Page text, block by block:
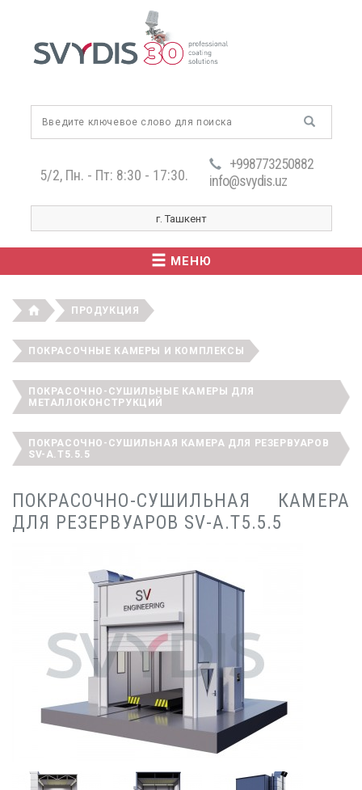
5/2, Пн. - Пт: 8:30 - 17:30.
+998773250882
info@svydis.uz
г. Ташкент
МЕНЮ
ПРОДУКЦИЯ
ПОКРАСОЧНЫЕ КАМЕРЫ И КОМПЛЕКСЫ
ПОКРАСОЧНО-СУШИЛЬНЫЕ КАМЕРЫ ДЛЯ
МЕТАЛЛОКОНСТРУКЦИЙ
ПОКРАСОЧНО-СУШИЛЬНАЯ КАМЕРА ДЛЯ РЕЗЕРВУАРОВ
SV-A.T5.5.5
ПОКРАСОЧНО-СУШИЛЬНАЯ КАМЕРА
ДЛЯ РЕЗЕРВУАРОВ SV-A.T5.5.5